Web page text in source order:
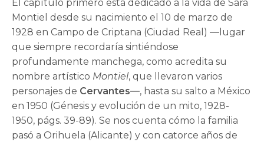
El capítulo primero está dedicado a la vida de Sara
Montiel desde su nacimiento el 10 de marzo de
1928 en Campo de Criptana (Ciudad Real) ―lugar
que siempre recordaría sintiéndose
profundamente manchega, como acredita su
nombre artístico Montiel, que llevaron varios
personajes de Cervantes―, hasta su salto a México
en 1950 (Génesis y evolución de un mito, 1928-
1950, págs. 39-89). Se nos cuenta cómo la familia
pasó a Orihuela (Alicante) y con catorce años de